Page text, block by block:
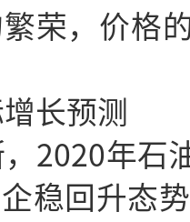
荣，价格
长预测
2020年石
稳回升态